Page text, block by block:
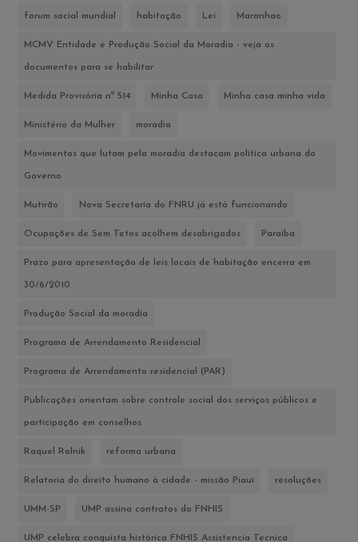
forum social mundial habitação Lei Maranhao
MCMV Entidade e Produção Social da Moradia - veja os
documentos para se habilitar
Medida Provisória nº 514 Minha Casa Minha casa minha vida
Ministério da Mulher moradia
Movimentos que lutam pela moradia destacam política urbana do
Governo
Mutirão Nova Secretaria do FNRU já está funcionando
Ocupações de Sem Tetos acolhem desabrigados Paraíba
Prazo para apresentação de leis locais de habitação encerra em
30/6/2010
Produção Social da moradia
Programa de Arrendamento Residencial
Programa de Arrendamento residencial (PAR)
Publicações orientam sobre controle social dos serviços públicos e
participação em conselhos
Raquel Rolnik reforma urbana
Relatoria do direito humano à cidade - missão Piauí resoluções
UMM-SP UMP assina contratos do FNHIS
UMP celebra conquista histórica FNHIS Assistencia Tecnica